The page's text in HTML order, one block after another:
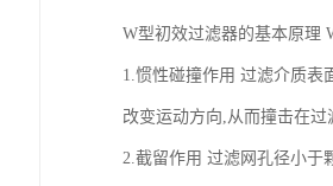
W型初效过滤器的基本原理
1.惯性碰撞作用 过滤介质表
改变运动方向,从而撞击在过
2.截留作用 过滤网孔径小于